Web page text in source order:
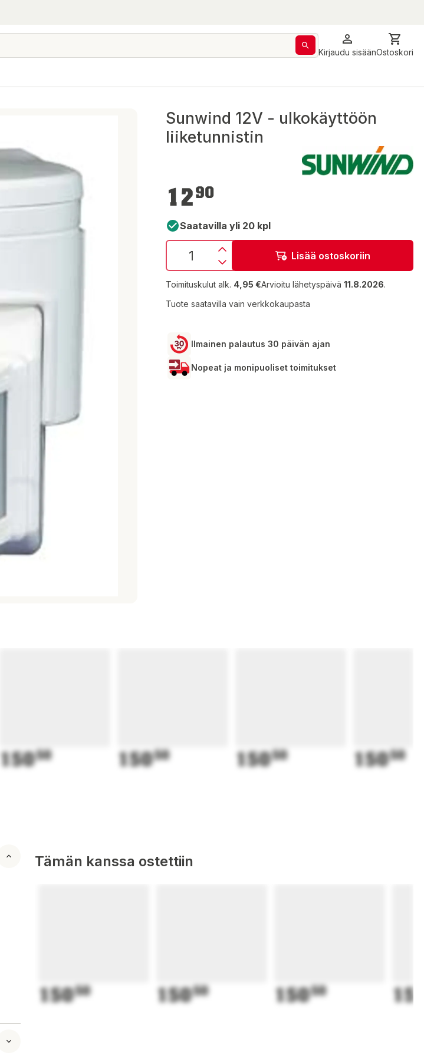
Kirjaudu sisäänOstoskori
Sunwind 12V - ulkokäyttöön
liiketunnistin
12,90 €
1290
Saatavilla yli 20 kpl
Lisää ostoskoriin
Toimituskulut alk. 4,95 €Arvioitu lähetyspäivä 11.8.2026.
Tuote saatavilla vain verkkokaupasta
Ilmainen palautus 30 päivän ajan
Nopeat ja monipuoliset toimitukset
15050 15050 15050 15050
Tämän kanssa ostettiin
15050 15050 15050